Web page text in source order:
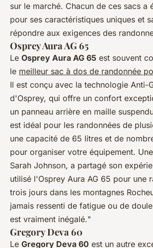
sur le marché. Chacun de ces sacs a
pour ses caractéristiques uniques et
répondre aux exigences des
Osprey Aura AG 65
Le Osprey Aura AG 65 est souvent
le meilleur sac à dos de randonnée
Il est conçu avec la technologie Anti-
d'Osprey, qui offre un confort
un panneau arrière en maille
est idéal pour les randonnées de
une capacité de 65 litres et de
pour organiser votre équipement.
Sarah Johnson, a partagé son
utilisé l'Osprey Aura AG 65 pour une
trois jours dans les montagnes
jamais ressenti de fatigue ou de
est vraiment inégalé."
Gregory Deva 60
Le Gregory Deva 60 est un autre